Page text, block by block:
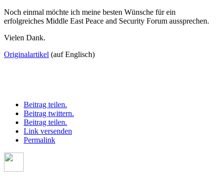
Noch einmal möchte ich meine besten Wünsche für ein
erfolgreiches Middle East Peace and Security Forum aussprechen.
Vielen Dank.
Originalartikel (auf Englisch)
Beitrag teilen.
Beitrag twittern.
Beitrag teilen.
Link versenden
Permalink